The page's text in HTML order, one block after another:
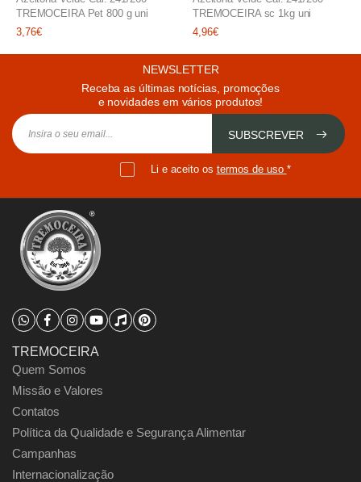
TREMOCEIRA Pet 800 g uni
3,76€
TREMOCEIRA sc 1kg uni
4,96€
NEWSLETTER
Receba as últimas notícias, promoções
e novidades em vários produtos!
SUBSCREVER
Li e aceito os termos de uso *
TREMOCEIRA
Quem Somos
Missão e Valores
Contatos
Política da Qualidade e Segurança Alimentar
Campanhas
Internacionalização